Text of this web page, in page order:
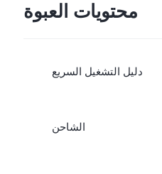
محتويات العبوة
دليل التشغيل السريع
الشاحن